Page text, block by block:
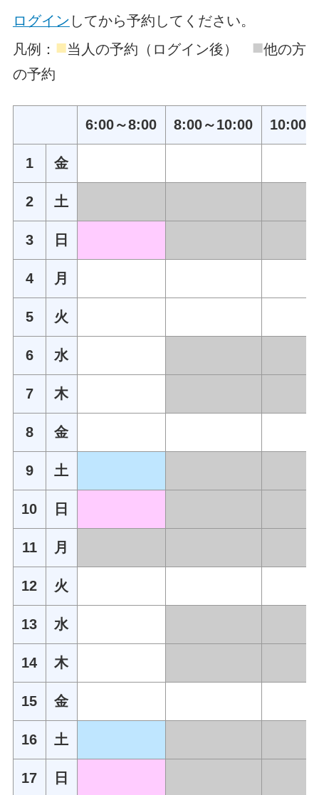
ログイン してから予約してください。
凡例： ■当人の予約（ログイン後） ■他の方
の予約
6:00～8:00 8:00～10:00 10:00
1 金
2 土
3 日
4 月
5 火
6 水
7 木
8 金
9 土
10 日
11 月
12 火
13 水
14 木
15 金
16 土
17 日